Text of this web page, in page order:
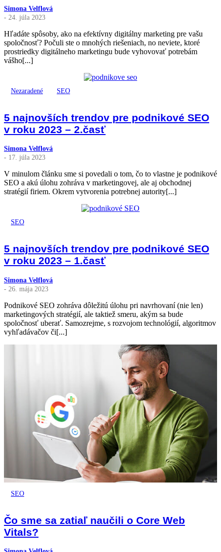
Simona Velflová
- 24. júla 2023
Hľadáte spôsoby, ako na efektívny digitálny marketing pre vašu
spoločnosť? Počuli ste o mnohých riešeniach, no neviete, ktoré
prostriedky digitálneho marketingu bude vyhovovať potrebám
vášho[...]
Nezaradené SEO
5 najnovších trendov pre podnikové SEO
v roku 2023 – 2.časť
Simona Velflová
- 17. júla 2023
V minulom článku sme si povedali o tom, čo to vlastne je podnikové
SEO a akú úlohu zohráva v marketingovej, ale aj obchodnej
stratégií firiem. Okrem vytvorenia potrebnej autority[...]
SEO
5 najnovších trendov pre podnikové SEO
v roku 2023 – 1.časť
Simona Velflová
- 26. mája 2023
Podnikové SEO zohráva dôležitú úlohu pri navrhovaní (nie len)
marketingových stratégií, ale taktiež smeru, akým sa bude
spoločnosť uberať. Samozrejme, s rozvojom technológií, algoritmov
vyhľadávačov či[...]
SEO
Čo sme sa zatiaľ naučili o Core Web
Vitals?